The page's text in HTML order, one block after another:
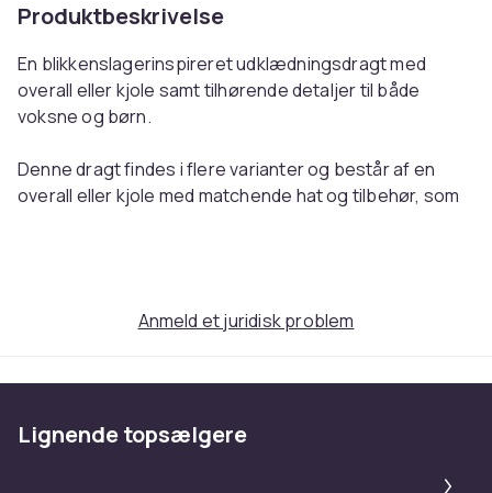
Produktbeskrivelse
En blikkenslagerinspireret udklædningsdragt med
overall eller kjole samt tilhørende detaljer til både
voksne og børn.
Denne dragt findes i flere varianter og består af en
overall eller kjole med matchende hat og tilbehør, som
gør dragten velegnet til både indendørs- og
arrangementet og passer godt til udklædningsfester,
Anmeld et juridisk problem
Lignende topsælgere